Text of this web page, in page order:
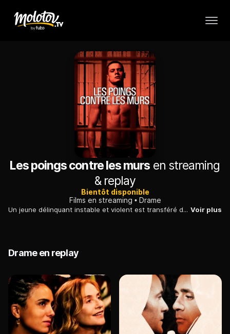
Les poings contre les murs en streaming
& replay
Bientôt disponible
Films en streaming
Drame
Un jeune délinquant instable et violent est transféré dans une prison pour adultes. Il tente de se faire respecter par les autres détenus et les surveillants. Voir plus
Drame en replay